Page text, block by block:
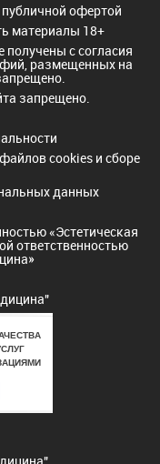
офертой
материалы 18+
с согласия
размещенных на
запрещено.
cookies и сборе
данных
«Эстетическая
ответственностью